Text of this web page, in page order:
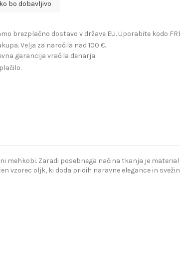
brezplačno dostavo v države EU. Uporabite kodo
Velja za naročila nad 100 €.
garancija vračila denarja.
mehkobi. Zaradi posebnega načina tkanja je
vzorec oljk, ki doda pridih naravne elegance in